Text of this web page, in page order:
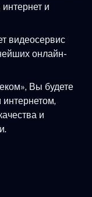
интернет и
видеосервис
онлайн-
Вы будете
и